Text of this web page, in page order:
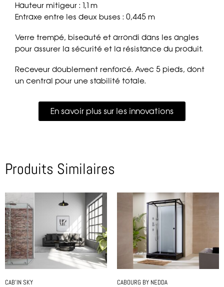
Hauteur mitigeur : 1,1 m
Entraxe entre les deux buses : 0,445 m
Verre trempé, biseauté et arrondi dans les angles
pour assurer la sécurité et la résistance du produit.
Receveur doublement renforcé. Avec 5 pieds, dont
un central pour une stabilité totale.
En savoir plus sur les innovations
Produits Similaires
CAB’IN SKY CABOURG BY NEDDA